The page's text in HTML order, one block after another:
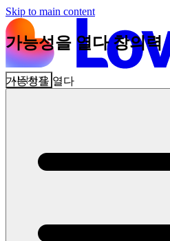
Skip to main content
시작하기
가능성을 열다 창의력
가능성을 열다